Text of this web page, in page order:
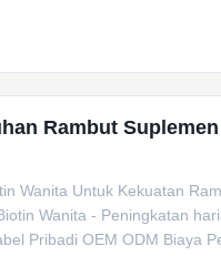
Rambut
Wanita Untuk Kekuatan
Wanita - Peningkatan
Pribadi OEM ODM Biaya